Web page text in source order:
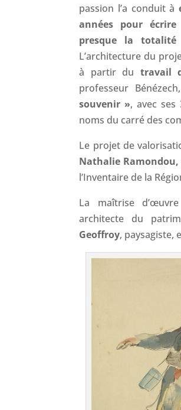
passion l’a conduit à
années pour
presque la
L’architecture du
à partir du travail
professeur
souvenir », avec
noms du carré des
Le projet de
Nathalie Ramondou,
l’Inventaire de la
La maîtrise
architecte du
Geoffroy, paysagiste,